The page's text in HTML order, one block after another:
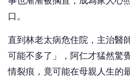
口。
直到林老太病危住院，主治醫
可能不多了」，阿仁才猛然驚
情裂痕，竟可能在母親人生的